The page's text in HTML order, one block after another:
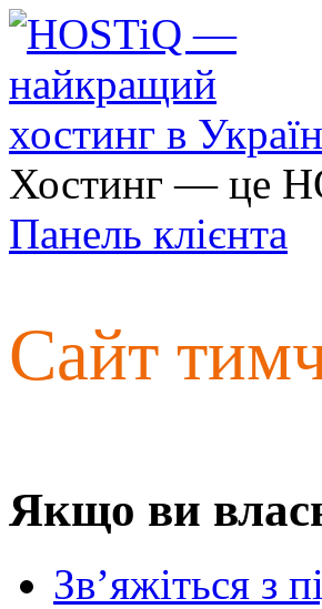
Хостинг — це
Панель клієнта
Сайт
Якщо ви
Зв’яжіться з